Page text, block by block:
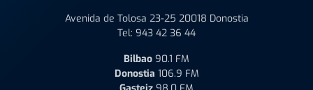
Avenida de Tolosa 23-25 20018 Donostia
Tel: 943 42 36 44
Bilbao 90.1 FM
Donostia 106.9 FM